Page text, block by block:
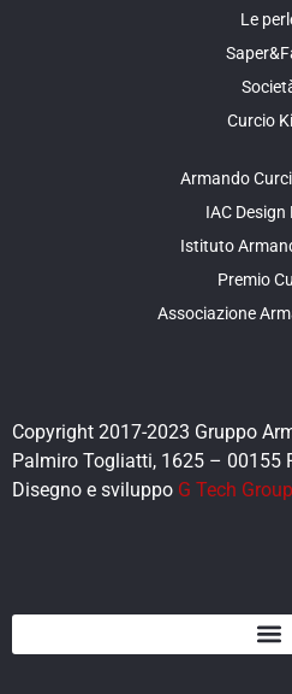
Le
Curcio
Armando
IAC Design
Istituto
Premio
Associazione
Copyright 2017-2023 Gruppo
Palmiro Togliatti, 1625 – 00155
Disegno e sviluppo G Tech Group